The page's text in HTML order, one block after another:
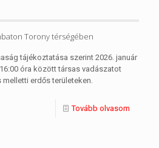
Torony térségében
tájékoztatása szerint 2026. január
óra között társas vadászatot
melletti erdős területeken.
Tovább olvasom